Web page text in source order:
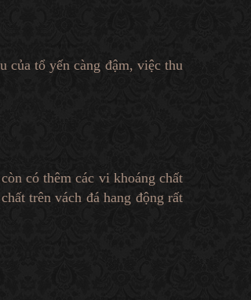
của tổ yến càng đậm, việc thu
còn có thêm các vi khoáng chất
trên vách đá hang động rất